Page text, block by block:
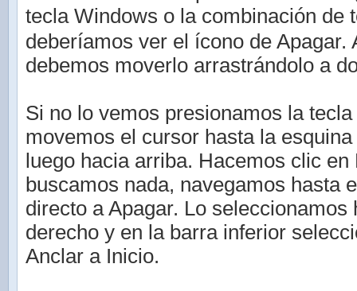
tecla Windows o la combinación de
deberíamos ver el ícono de Apagar.
debemos moverlo arrastrándolo a
Si no lo vemos presionamos la
movemos el cursor hasta la
luego hacia arriba. Hacemos clic en
buscamos nada, navegamos hasta
directo a Apagar. Lo seleccionamos
derecho y en la barra inferior
Anclar a Inicio.